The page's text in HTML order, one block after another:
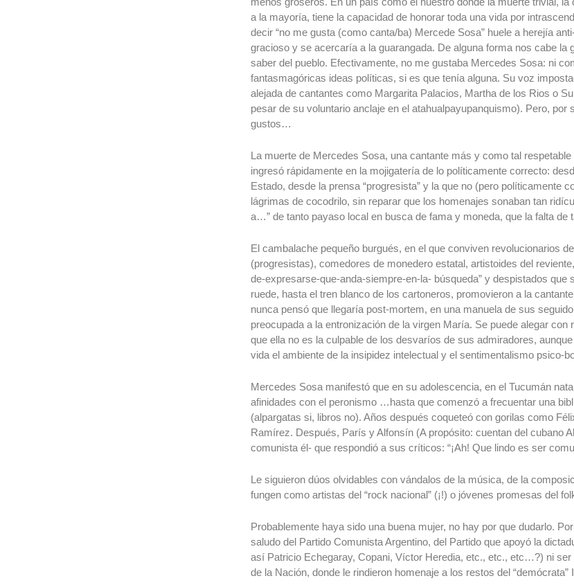
a la mayoría, tiene la capacidad de honorar toda una vida por
decir “no me gusta (como canta/ba) Mercede Sosa” huele a herejía
gracioso y se acercaría a la guarangada. De alguna forma nos cabe la
saber del pueblo. Efectivamente, no me gustaba Mercedes Sosa: ni
fantasmagóricas ideas políticas, si es que tenía alguna. Su voz
alejada de cantantes como Margarita Palacios, Martha de los Rios o
pesar de su voluntario anclaje en el atahualpayupanquismo). Pero, por
gustos…
La muerte de Mercedes Sosa, una cantante más y como tal
ingresó rápidamente en la mojigatería de lo políticamente correcto:
Estado, desde la prensa “progresista” y la que no (pero políticamente
lágrimas de cocodrilo, sin reparar que los homenajes sonaban tan
a…” de tanto payaso local en busca de fama y moneda, que la falta de
El cambalache pequeño burgués, en el que conviven revolucionarios
(progresistas), comedores de monedero estatal, artistoides del
de-expresarse-que-anda-siempre-en-la- búsqueda” y despistados que
ruede, hasta el tren blanco de los cartoneros, promovieron a la
nunca pensó que llegaría post-mortem, en una manuela de sus
preocupada a la entronización de la virgen María. Se puede alegar con
que ella no es la culpable de los desvaríos de sus admiradores,
vida el ambiente de la insipidez intelectual y el sentimentalismo psico-
Mercedes Sosa manifestó que en su adolescencia, en el Tucumán
afinidades con el peronismo …hasta que comenzó a frecuentar una
(alpargatas si, libros no). Años después coqueteó con gorilas como
Ramírez. Después, París y Alfonsín (A propósito: cuentan del cubano
comunista él- que respondió a sus críticos: “¡Ah! Que lindo es ser
Le siguieron dúos olvidables con vándalos de la música, de la
fungen como artistas del “rock nacional” (¡!) o jóvenes promesas del
Probablemente haya sido una buena mujer, no hay por que dudarlo.
saludo del Partido Comunista Argentino, del Partido que apoyó la
así Patricio Echegaray, Copani, Víctor Heredia, etc., etc., etc…?) ni ser
de la Nación, donde le rindieron homenaje a los restos del